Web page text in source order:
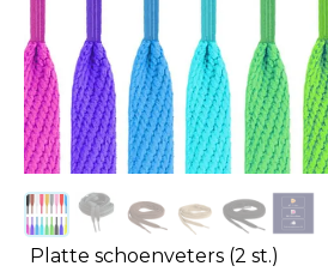
Platte schoenveters (2 st.)